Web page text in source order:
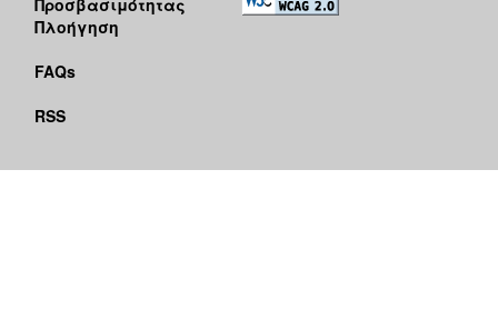
Πλοήγηση
FAQs
RSS